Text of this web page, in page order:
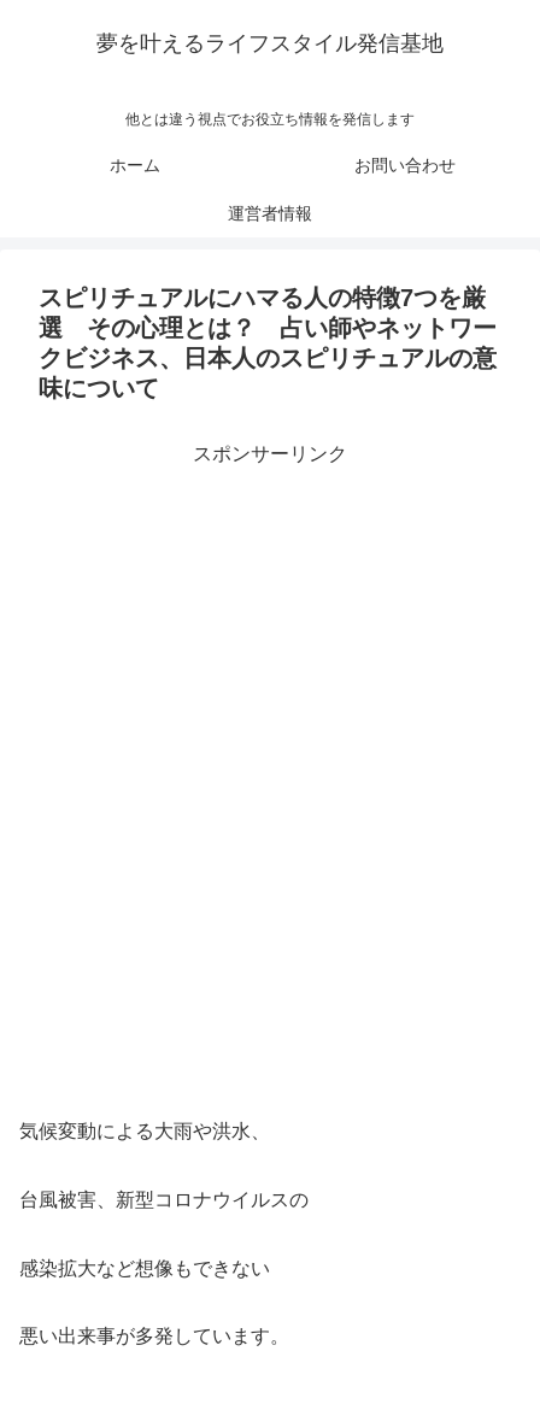
夢を叶えるライフスタイル発信基地
他とは違う視点でお役立ち情報を発信します
ホーム お問い合わせ
運営者情報
スピリチュアルにハマる人の特徴7つを厳
選 その心理とは？ 占い師やネットワー
クビジネス、日本人のスピリチュアルの意
味について
スポンサーリンク
気候変動による大雨や洪水、
台風被害、新型コロナウイルスの
感染拡大など想像もできない
悪い出来事が多発しています。